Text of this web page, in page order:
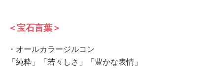
＜宝石言葉＞
・オールカラージルコン
「純粋」「若々しさ」「豊かな表情」